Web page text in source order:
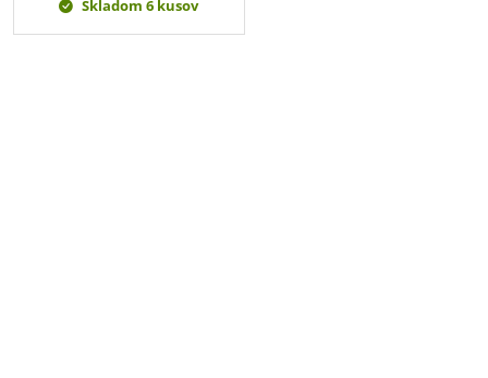
Skladom 6 kusov